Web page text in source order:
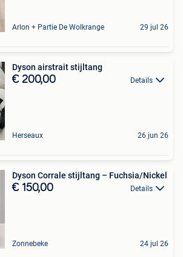
Arlon + Partie De Wolkrange 29 jul 26
Dyson airstrait stijltang
€ 200,00 Details
Herseaux 26 jun 26
Dyson Corrale stijltang – Fuchsia/Nickel
€ 150,00 Details
Zonnebeke 24 jul 26